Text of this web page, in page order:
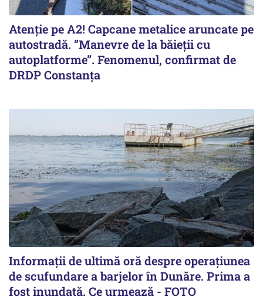
Atenție pe A2! Capcane metalice aruncate pe
autostradă. ”Manevre de la băieții cu
autoplatforme”. Fenomenul, confirmat de
DRDP Constanța
Informații de ultimă oră despre operațiunea
de scufundare a barjelor în Dunăre. Prima a
fost inundată. Ce urmează - FOTO